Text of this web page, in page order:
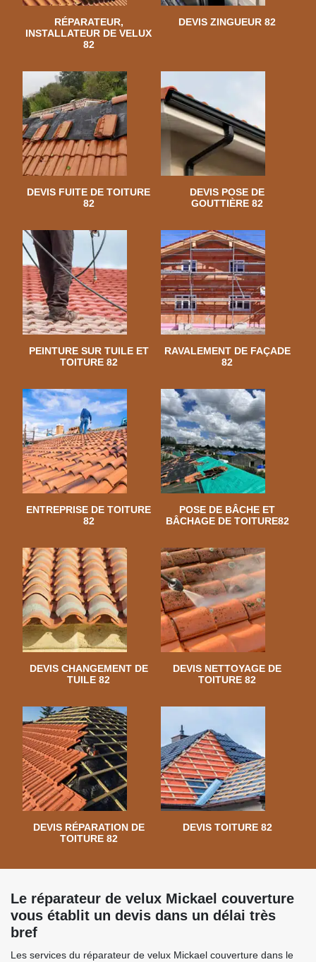
RÉPARATEUR,
INSTALLATEUR DE VELUX
82
DEVIS ZINGUEUR 82
DEVIS FUITE DE TOITURE
82
DEVIS POSE DE
GOUTTIÈRE 82
PEINTURE SUR TUILE ET
TOITURE 82
RAVALEMENT DE FAÇADE
82
ENTREPRISE DE TOITURE
82
POSE DE BÂCHE ET
BÂCHAGE DE TOITURE82
DEVIS CHANGEMENT DE
TUILE 82
DEVIS NETTOYAGE DE
TOITURE 82
DEVIS RÉPARATION DE
TOITURE 82
DEVIS TOITURE 82
Le réparateur de velux Mickael couverture
vous établit un devis dans un délai très
bref
Les services du réparateur de velux Mickael couverture dans le